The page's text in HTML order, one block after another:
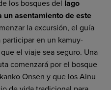
los bosques del lago
un asentamiento de este
la excursión, el guía
en un kamuy-
el viaje sea seguro. Una
comenzará por el bosque
Onsen y que los Ainu